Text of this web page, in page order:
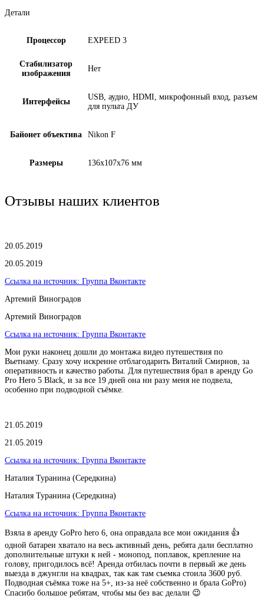
Детали
Процессор EXPEED 3
Стабилизатор
изображения
Нет
Интерфейсы
USB, аудио, HDMI, микрофонный вход, разъем
для пульта ДУ
Байонет объектива Nikon F
Размеры 136x107x76 мм
Отзывы наших клиентов
20.05.2019
20.05.2019
Ссылка на источник: Группа Вконтакте
Артемий Виноградов
Артемий Виноградов
Ссылка на источник: Группа Вконтакте
Мои руки наконец дошли до монтажа видео путешествия по
Вьетнаму. Сразу хочу искренне отблагодарить Виталий Смирнов, за
оперативность и качество работы. Для путешествия брал в аренду Go
Pro Hero 5 Black, и за все 19 дней она ни разу меня не подвела,
особенно при подводной съёмке.
21.05.2019
21.05.2019
Ссылка на источник: Группа Вконтакте
Наталия Туранина (Середкина)
Наталия Туранина (Середкина)
Ссылка на источник: Группа Вконтакте
Взяла в аренду GoPro hero 6, она оправдала все мои ожидания 👍
одной батареи хватало на весь активный день, ребята дали бесплатно
дополнительные штуки к ней - монопод, поплавок, крепление на
голову, пригодилось всё! Аренда отбилась почти в первый же день
выезда в джунгли на квадрах, так как там съемка стоила 3600 руб.
Подводная съёмка тоже на 5+, из-за неё собственно и брала GoPro)
Спасибо большое ребятам, чтобы мы без вас делали 😉